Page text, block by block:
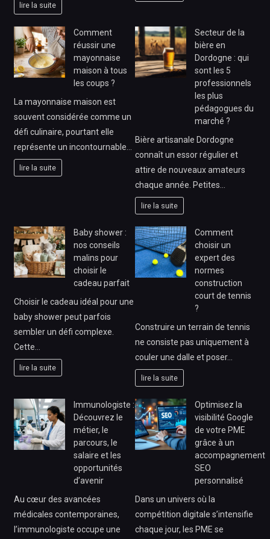
lire la suite
Comment
réussir une
mayonnaise
maison à tous
les coups ?
La mayonnaise maison est
souvent considérée comme un
défi culinaire, pourtant elle
représente un incontournable…
lire la suite
Secteur de la
bière en
Dordogne : qui
sont les 5
professionnels
les plus
pédagogues du
marché ?
Bière artisanale Dordogne
connaît un essor régulier et
attire de nouveaux amateurs
chaque année. Petites…
lire la suite
Baby shower :
nos conseils
malins pour
choisir le
cadeau parfait
Choisir le cadeau idéal pour une
baby shower peut parfois
sembler un défi complexe.
Cette…
lire la suite
Comment
choisir un
expert des
normes
construction
court de tennis
?
Construire un terrain de tennis
ne consiste pas uniquement à
couler une dalle et poser…
lire la suite
Immunologiste :
Découvrez le
métier, le
parcours, le
salaire et les
opportunités
d’avenir
Au cœur des avancées
médicales contemporaines,
l’immunologiste occupe une
Optimisez la
visibilité Google
de votre PME
grâce à un
accompagnement
SEO
personnalisé
Dans un univers où la
compétition digitale s’intensifie
chaque jour, les PME se